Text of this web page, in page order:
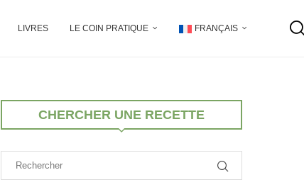
LIVRES LE COIN PRATIQUE FRANÇAIS
CHERCHER UNE RECETTE